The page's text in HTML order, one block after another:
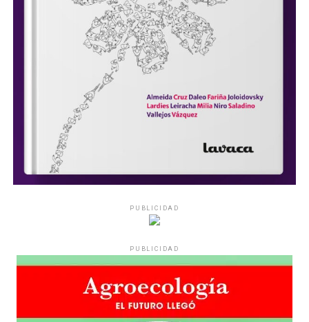
PUBLICIDAD
PUBLICIDAD